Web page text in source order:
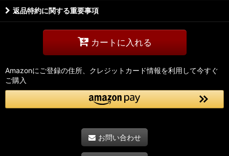
返品特約に関する重要事項
カートに入れる
Amazonにご登録の住所、クレジットカード情報を利用して今すぐ
ご購入
お問い合わせ